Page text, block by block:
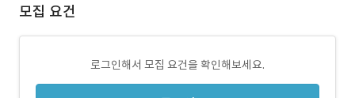
모집 요건
로그인해서 모집 요건을 확인해보세요.